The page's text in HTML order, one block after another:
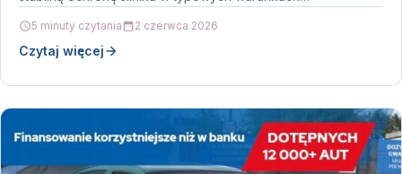
5 minuty czytania 2 czerwca 2026
Czytaj więcej